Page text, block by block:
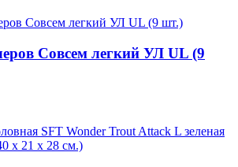
Совсем легкий УЛ UL (9